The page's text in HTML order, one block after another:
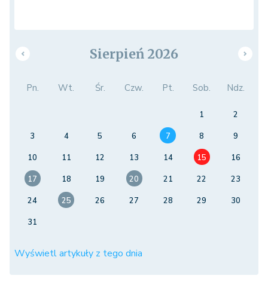
Sierpień 2026
Pn. Wt. Śr. Czw. Pt. Sob. Ndz.
1
2
3
4 5 6 7 8
9
10
11 12 13 14 15
16
17
18 19 20 21 22
23
24
25 26 27 28 29
30
31
Wyświetl artykuły z tego dnia